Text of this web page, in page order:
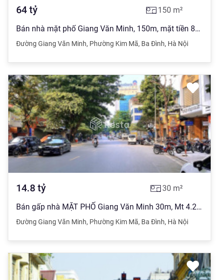
64 tỷ 150 m²
Bán nhà mặt phố Giang Văn Minh, 150m, mặt tiền 8m, giá nét 64 tỷ
Đường Giang Văn Minh, Phường Kim Mã, Ba Đình, Hà Nội
14.8 tỷ 30 m²
Bán gấp nhà MẶT PHỐ Giang Văn Minh 30m, Mt 4.2m zá 14.8 tỷ. Lh 0328 016 ***
Đường Giang Văn Minh, Phường Kim Mã, Ba Đình, Hà Nội